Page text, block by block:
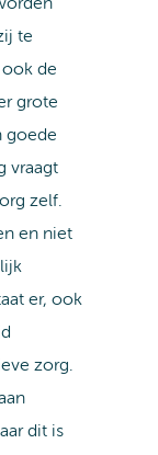
te
de
grote
goede
vraagt
zelf.
en niet
er, ook
zorg.
dit is